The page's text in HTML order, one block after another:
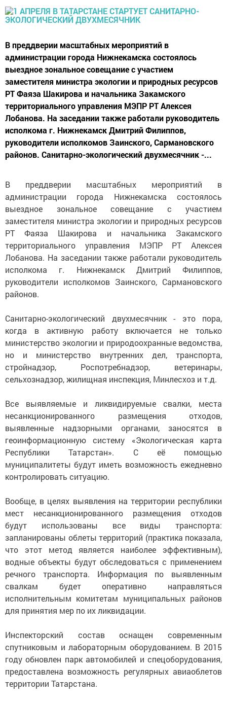
В преддверии масштабных мероприятий в
администрации города Нижнекамска состоялось
выездное зональное совещание с участием
заместителя министра экологии и природных ресурсов
РТ Фаяза Шакирова и начальника Закамского
территориального управления МЭПР РТ Алексея
Лобанова. На заседании также работали руководитель
исполкома г. Нижнекамск Дмитрий Филиппов,
руководители исполкомов Заинского, Сармановского
районов. Санитарно-экологический двухмесячник -...
В преддверии масштабных мероприятий в
администрации города Нижнекамска состоялось
выездное зональное совещание с участием
заместителя министра экологии и природных ресурсов
РТ Фаяза Шакирова и начальника Закамского
территориального управления МЭПР РТ Алексея
Лобанова. На заседании также работали руководитель
исполкома г. Нижнекамск Дмитрий Филиппов,
руководители исполкомов Заинского, Сармановского
районов.
Санитарно-экологический двухмесячник - это пора,
когда в активную работу включается не только
министерство экологии и природоохранные ведомства,
но и министерство внутренних дел, транспорта,
стройнадзор, Роспотребнадзор, ветеринары,
сельхознадзор, жилищная инспекция, Минлесхоз и т.д.
Все выявляемые и ликвидируемые свалки, места
несанкционированного размещения отходов,
выявленные надзорными органами, заносятся в
геоинформационную систему «Экологическая карта
Республики Татарстан». С её помощью
муниципалитеты будут иметь возможность ежедневно
контролировать ситуацию.
Вообще, в целях выявления на территории республики
мест несанкционированного размещения отходов
будут использованы все виды транспорта:
запланированы облеты территорий (практика показала,
что этот метод является наиболее эффективным),
водные объекты будут обследоваться с применением
речного транспорта. Информация по выявленным
свалкам будет оперативно направляться
исполнительным комитетам муниципальных районов
для принятия мер по их ликвидации.
Инспекторский состав оснащен современным
спутниковым и лабораторным оборудованием. В 2015
году обновлен парк автомобилей и спецоборудования,
предоставлена возможность регулярных авиаоблетов
территории Татарстана.